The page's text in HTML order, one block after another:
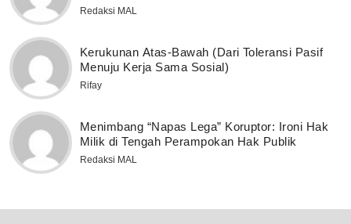
Redaksi MAL
Kerukunan Atas-Bawah (Dari Toleransi Pasif
Menuju Kerja Sama Sosial)
Rifay
Menimbang “Napas Lega” Koruptor: Ironi Hak
Milik di Tengah Perampokan Hak Publik
Redaksi MAL